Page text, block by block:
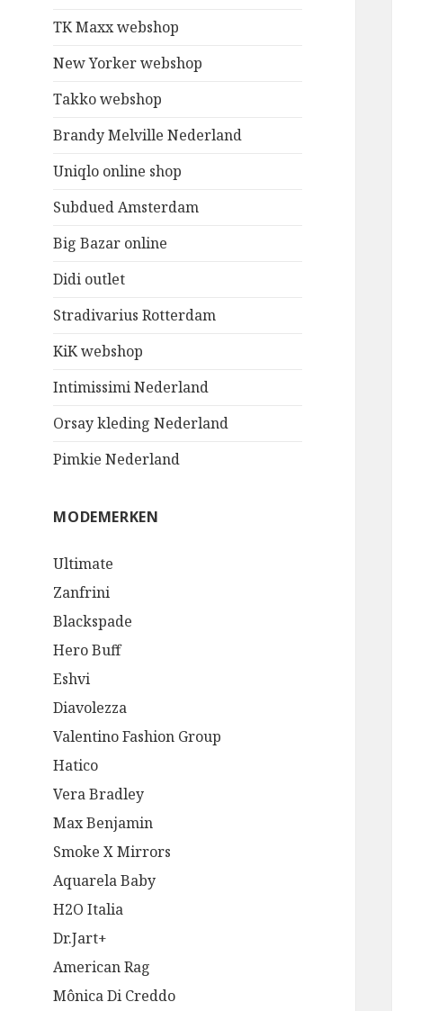
TK Maxx webshop
New Yorker webshop
Takko webshop
Brandy Melville Nederland
Uniqlo online shop
Subdued Amsterdam
Big Bazar online
Didi outlet
Stradivarius Rotterdam
KiK webshop
Intimissimi Nederland
Orsay kleding Nederland
Pimkie Nederland
MODEMERKEN
Ultimate
Zanfrini
Blackspade
Hero Buff
Eshvi
Diavolezza
Valentino Fashion Group
Hatico
Vera Bradley
Max Benjamin
Smoke X Mirrors
Aquarela Baby
H2O Italia
Dr.Jart+
American Rag
Mônica Di Creddo